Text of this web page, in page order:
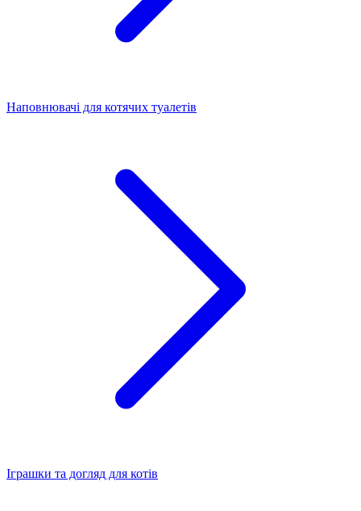
Наповнювачі для котячих туалетів
Іграшки та догляд для котів